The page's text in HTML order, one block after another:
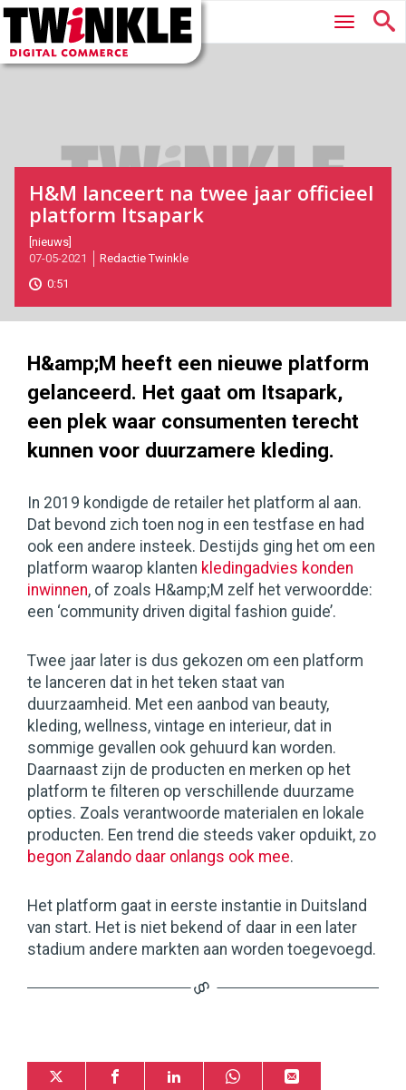
Twinkle
Digital
Commerce
Hoofdmenu
H&M lanceert na twee jaar officieel
platform Itsapark
2021-
05-
07T09:35:00
2021-
05-
[nieuws]
07-05-2021
Redactie Twinkle
0:51
H&amp;M heeft een nieuwe platform
gelanceerd. Het gaat om Itsapark,
een plek waar consumenten terecht
kunnen voor duurzamere kleding.
In 2019 kondigde de retailer het platform al aan.
Dat bevond zich toen nog in een testfase en had
ook een andere insteek. Destijds ging het om een
platform waarop klanten kledingadvies konden
inwinnen, of zoals H&amp;M zelf het verwoordde:
een ‘community driven digital fashion guide’.
Twee jaar later is dus gekozen om een platform
te lanceren dat in het teken staat van
duurzaamheid. Met een aanbod van beauty,
kleding, wellness, vintage en interieur, dat in
sommige gevallen ook gehuurd kan worden.
Daarnaast zijn de producten en merken op het
platform te filteren op verschillende duurzame
opties. Zoals verantwoorde materialen en lokale
producten. Een trend die steeds vaker opduikt, zo
begon Zalando daar onlangs ook mee.
Het platform gaat in eerste instantie in Duitsland
van start. Het is niet bekend of daar in een later
stadium andere markten aan worden toegevoegd.